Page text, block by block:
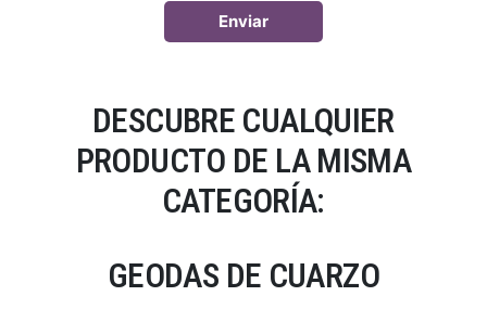
DESCUBRE CUALQUIER
PRODUCTO DE LA MISMA
CATEGORÍA:
GEODAS DE CUARZO